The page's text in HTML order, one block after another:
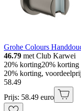
Grohe Colours
46.79 met Club Karwei
20% korting20% korting
20% korting,
58.49
Prijs: 58.49 euro